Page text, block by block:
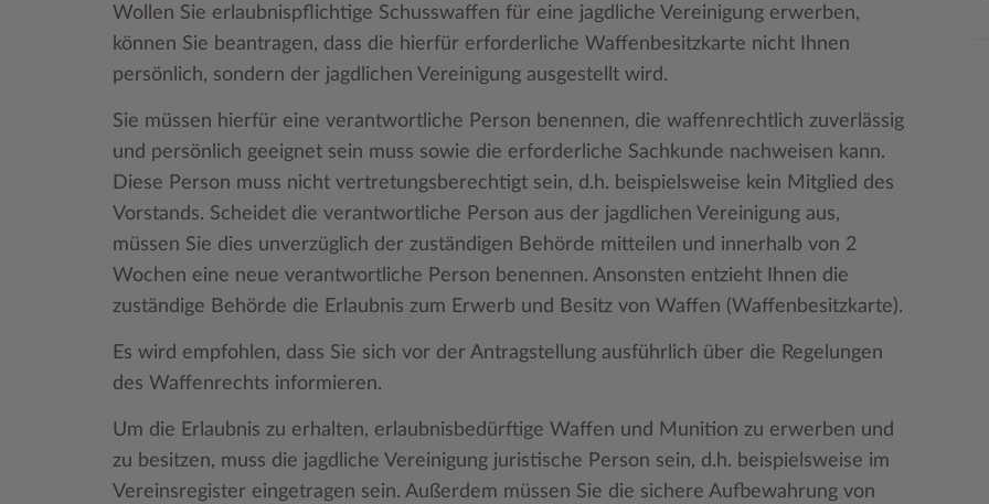
Wollen Sie erlaubnispflichtige Schusswaffen für eine jagdliche Vereinigung erwerben,
können Sie beantragen, dass die hierfür erforderliche Waffenbesitzkarte nicht Ihnen
persönlich, sondern der jagdlichen Vereinigung ausgestellt wird.
Sie müssen hierfür eine verantwortliche Person benennen, die waffenrechtlich zuverlässig
und persönlich geeignet sein muss sowie die erforderliche Sachkunde nachweisen kann.
Diese Person muss nicht vertretungsberechtigt sein, d.h. beispielsweise kein Mitglied des
Vorstands. Scheidet die verantwortliche Person aus der jagdlichen Vereinigung aus,
müssen Sie dies unverzüglich der zuständigen Behörde mitteilen und innerhalb von 2
Wochen eine neue verantwortliche Person benennen. Ansonsten entzieht Ihnen die
zuständige Behörde die Erlaubnis zum Erwerb und Besitz von Waffen (Waffenbesitzkarte).
Es wird empfohlen, dass Sie sich vor der Antragstellung ausführlich über die Regelungen
des Waffenrechts informieren.
Um die Erlaubnis zu erhalten, erlaubnisbedürftige Waffen und Munition zu erwerben und
zu besitzen, muss die jagdliche Vereinigung juristische Person sein, d.h. beispielsweise im
Vereinsregister eingetragen sein. Außerdem müssen Sie die sichere Aufbewahrung von